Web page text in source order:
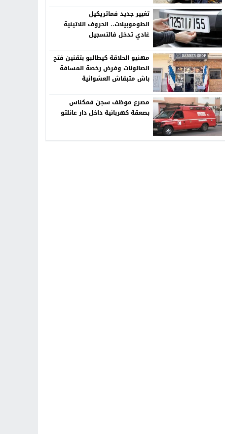
تغيير جديد فماتريكيل
الطوموبيلات.. الحروف اللاتينية
غادي تدخل فالتسجيل
مهنيو الحلاقة كيطالبو بتقنين فتح
الصالونات وفرض رخصة المسافة
باش متبقاش العشوائية
مصرع موظف سجن فمكناس
بصعقة كهربائية داخل دار عائلتو